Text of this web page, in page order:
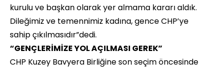
kurulu ve başkan olarak yer almama kararı aldık.
Dileğimiz ve temennimiz kadına, gence CHP’ye
sahip çıkılmasıdır”dedi.
“GENÇLERİMİZE YOL AÇILMASI GEREK”
CHP Kuzey Bavyera Birliğine son seçim öncesinde